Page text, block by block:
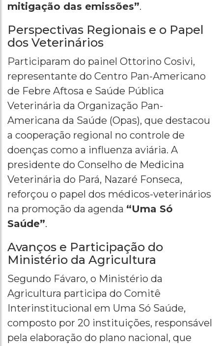
mitigação das emissões”.
Perspectivas Regionais e o Papel
dos Veterinários
Participaram do painel Ottorino Cosivi,
representante do Centro Pan-Americano
de Febre Aftosa e Saúde Pública
Veterinária da Organização Pan-
Americana da Saúde (Opas), que destacou
a cooperação regional no controle de
doenças como a influenza aviária. A
presidente do Conselho de Medicina
Veterinária do Pará, Nazaré Fonseca,
reforçou o papel dos médicos-veterinários
na promoção da agenda “Uma Só
Saúde”.
Avanços e Participação do
Ministério da Agricultura
Segundo Fávaro, o Ministério da
Agricultura participa do Comitê
Interinstitucional em Uma Só Saúde,
composto por 20 instituições, responsável
pela elaboração do plano nacional, que